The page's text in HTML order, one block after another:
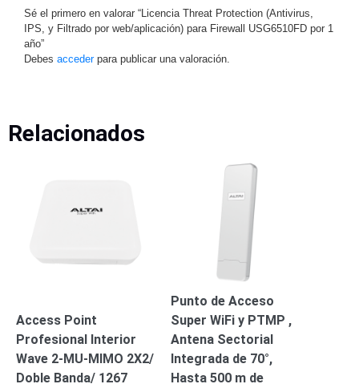
Pared
Baterías Fuentes
AlimentaciónFuentes
RespaldoInyectores
de Largo
IP
MegapixelTurboHD
de 4
CanalesTurboHD
Sé el primero en valorar “Licencia Threat Protection (Antivirus,
IPS, y Filtrado por web/aplicación) para Firewall USG6510FD por 1
año”
Debes accederpara publicar una valoración.
Relacionados
Access Point
Profesional Interior
Wave 2-MU-MIMO 2X2/
Doble Banda/ 1267
Punto de Acceso
Super WiFi y PTMP ,
Antena Sectorial
Integrada de 70°,
Hasta 500 m de